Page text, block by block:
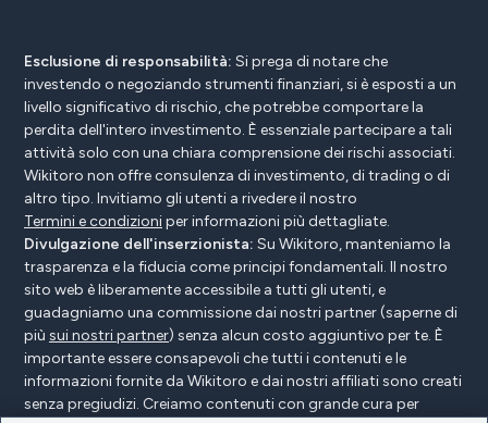
Esclusione di responsabilità: Si prega di notare che
investendo o negoziando strumenti finanziari, si è esposti a un
livello significativo di rischio, che potrebbe comportare la
perdita dell'intero investimento. È essenziale partecipare a tali
attività solo con una chiara comprensione dei rischi associati.
Wikitoro non offre consulenza di investimento, di trading o di
altro tipo. Invitiamo gli utenti a rivedere il nostro
Termini e condizioniper informazioni più dettagliate.
Divulgazione dell'inserzionista: Su Wikitoro, manteniamo la
trasparenza e la fiducia come principi fondamentali. Il nostro
sito web è liberamente accessibile a tutti gli utenti, e
guadagniamo una commissione dai nostri partner (saperne di
più sui nostri partner) senza alcun costo aggiuntivo per te. È
importante essere consapevoli che tutti i contenuti e le
informazioni fornite da Wikitoro e dai nostri affiliati sono creati
senza pregiudizi. Creiamo contenuti con grande cura per